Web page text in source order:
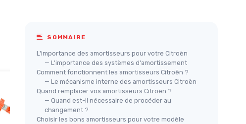
SOMMAIRE
L'importance des amortisseurs pour votre Citroën
— L'importance des systèmes d'amortissement
Comment fonctionnent les amortisseurs Citroën ?
— Le mécanisme interne des amortisseurs Citroën
Quand remplacer vos amortisseurs Citroën ?
— Quand est-il nécessaire de procéder au
changement ?
Choisir les bons amortisseurs pour votre modèle